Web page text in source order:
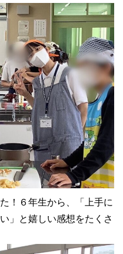
！６年生から、「上手に
」と嬉しい感想をたくさ